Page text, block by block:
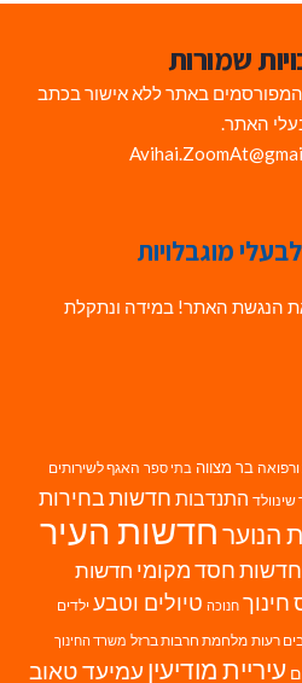
שמורות
באתר ללא אישור בכתב
האתר.
מוגבלויות
הנגשת האתר! במידה ונתקלת
ורפואה בר מצווה בתי ספר האגף לשירותים
התנדבות חדשות בחירות
הנוערחדשות העיר
חדשות חסד מקומי חדשות
חינוך חנוכה טיולים וטבע ילדים
רעות מלחמת חרבות ברזל משרד החינוך
עיריית מודיעין עמיעד טאוב